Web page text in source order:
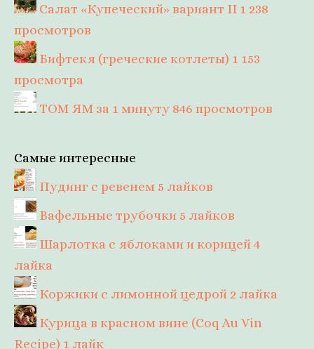
Салат «Купеческий» вариант II 1 238
просмотров
Бифтекя (греческие котлеты) 1 153
просмотра
ТОМ ЯМ за 1 минуту 846 просмотров
Самые интересные
Пудинг с ревенем 5 лайков
Вафельные трубочки 5 лайков
Шарлотка с яблоками и корицей4
лайка
Коржики с лимонной цедрой 2 лайка
Курица в красном вине (Coq Au Vin
Recipe) 1 лайк